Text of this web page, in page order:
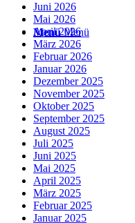
Menü Menü
Juni 2026
Mai 2026
April 2026
März 2026
Februar 2026
Januar 2026
Dezember 2025
November 2025
Oktober 2025
September 2025
August 2025
Juli 2025
Juni 2025
Mai 2025
April 2025
März 2025
Februar 2025
Januar 2025